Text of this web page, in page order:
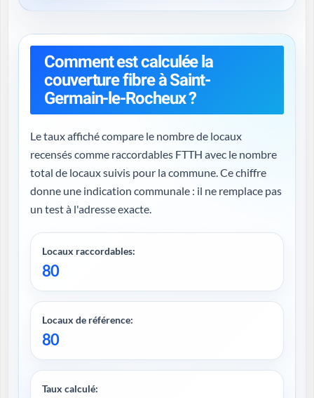
Comment est calculée la
couverture fibre à Saint-
Germain-le-Rocheux ?
Le taux affiché compare le nombre de locaux
recensés comme raccordables FTTH avec le nombre
total de locaux suivis pour la commune. Ce chiffre
donne une indication communale : il ne remplace pas
un test à l'adresse exacte.
Locaux raccordables:
80
Locaux de référence:
80
Taux calculé: